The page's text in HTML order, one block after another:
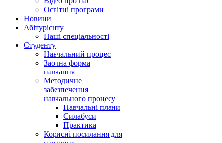
Освітні програми
Hовини
Абітурієнту
Наші спеціальності
Студенту
Навчальний процес
Заочна форма
навчання
Методичне
забезпечення
навчального процесу
Навчальні плани
Силабуси
Практика
Корисні посилання для